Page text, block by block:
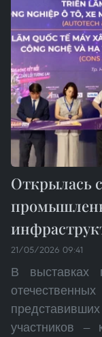
Открылась
21/05/2026 09:41
В выставках
участников —